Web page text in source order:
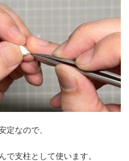
定なので、
で支柱として使います。